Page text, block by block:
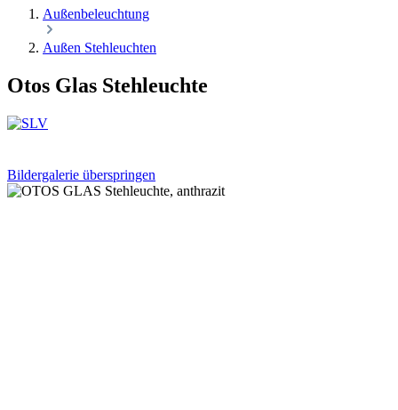
Außenbeleuchtung
Außen Stehleuchten
Otos Glas Stehleuchte
Bildergalerie überspringen